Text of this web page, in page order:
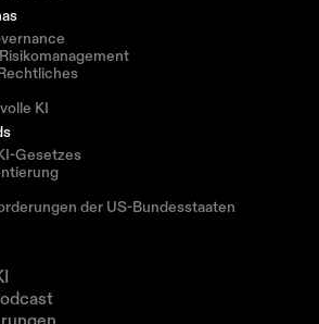
KI
Gesetzes
der US-Bundesstaaten